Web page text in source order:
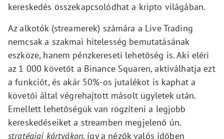
kereskedés összekapcsolódhat a kripto világában.
Az alkotók (streamerek) számára a Live Trading
nemcsak a szakmai hitelesség bemutatásának
eszköze, hanem pénzkereseti lehetőség is. Aki eléri
az 1 000 követőt a Binance Squaren, aktiválhatja ezt
a funkciót, és akár 50%-os jutalékot is kaphat a
követői által végrehajtott másolt ügyletek után.
Emellett lehetőségük van rögzíteni a legjobb
kereskedéseiket a streamben megjelenő ún.
stratégiai kártyákon, így a nézők valós időben